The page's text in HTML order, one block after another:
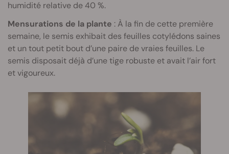
humidité relative de 40 %.
Mensurations de la plante : À la fin de cette première
semaine, le semis exhibait des feuilles cotylédons saines
et un tout petit bout d’une paire de vraies feuilles. Le
semis disposait déjà d’une tige robuste et avait l’air fort
et vigoureux.